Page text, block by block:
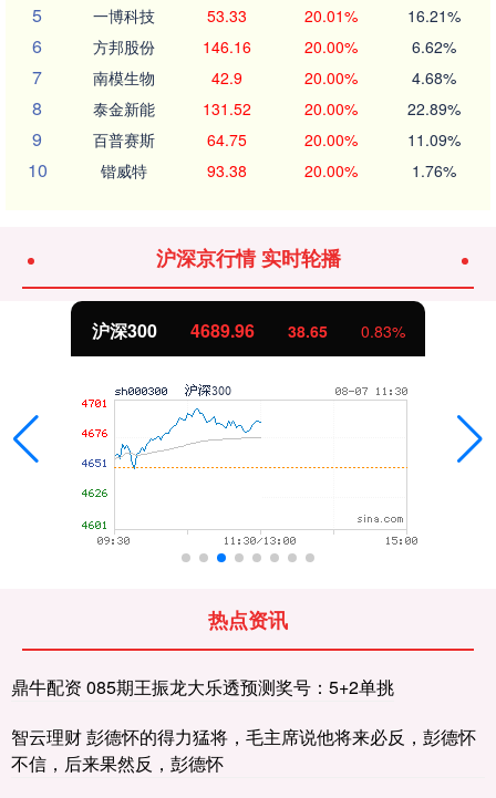
5 一博科技 53.33 20.01% 16.21%
6 方邦股份 146.16 20.00% 6.62%
7 南模生物 42.9 20.00% 4.68%
8 泰金新能 131.52 20.00% 22.89%
9 百普赛斯 64.75 20.00% 11.09%
10 锴威特 93.38 20.00% 1.76%
沪深京行情 实时轮播
沪深300 4689.96 38.65 0.83%
热点资讯
鼎牛配资 085期王振龙大乐透预测奖号：5+2单挑
智云理财 彭德怀的得力猛将，毛主席说他将来必反，彭德怀
不信，后来果然反，彭德怀